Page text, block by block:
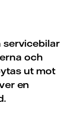
servicebilar
och
ut mot
en